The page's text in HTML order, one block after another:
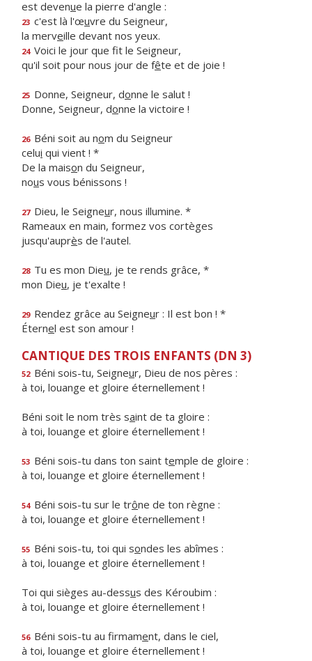
est devenue la pierre d'angle :
23 c'est là l'œuvre du Seigneur,
la merveille devant nos yeux.
24 Voici le jour que ft le Seigneur,
qu'il soit pour nous jour de fête et de joie !
25 Donne, Seigneur, donne le salut !
Donne, Seigneur, donne la victoire !
26 Béni soit au nom du Seigneur
celui qui vient ! *
De la maison du Seigneur,
nous vous bénissons !
27 Dieu, le Seigneur, nous illumine. *
Rameaux en main, formez vos cortèges
jusqu'auprès de l'autel.
28 Tu es mon Dieu, je te rends grâce, *
mon Dieu, je t'exalte !
29 Rendez grâce au Seigneur : Il est bon ! *
Éternel est son amour !
CANTIQUE DES TROIS ENFANTS (DN 3)
52 Béni sois-tu, Seigneur, Dieu de nos pères :
à toi, louange et gloire éternellement !
Béni soit le nom très saint de ta gloire :
à toi, louange et gloire éternellement !
53 Béni sois-tu dans ton saint temple de gloire :
à toi, louange et gloire éternellement !
54 Béni sois-tu sur le trône de ton règne :
à toi, louange et gloire éternellement !
55 Béni sois-tu, toi qui sondes les abîmes :
à toi, louange et gloire éternellement !
Toi qui sièges au-dessus des Kéroubim :
à toi, louange et gloire éternellement !
56 Béni sois-tu au firmament, dans le ciel,
à toi, louange et gloire éternellement !